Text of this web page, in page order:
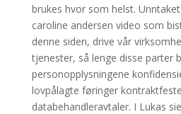
brukes hvor som helst.
caroline andersen video som
denne siden, drive vår
tjenester, så lenge disse parter
personopplysningene
lovpålagte føringer
databehandleravtaler. I Lukas